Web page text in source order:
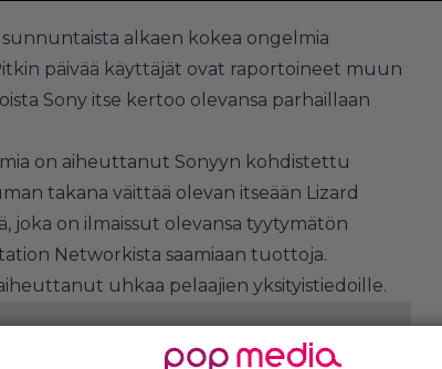
alkaen kokea ongelmia
päivää käyttäjät ovat raportoineet muun
Sony itse kertoo olevansa parhaillaan
on aiheuttanut Sonyyn kohdistettu
takana väittää olevan itseään Lizard
joka on ilmaissut olevansa tyytymätön
Networkista saamiaan tuottoja.
uhkaa pelaajien yksityistiedoille.